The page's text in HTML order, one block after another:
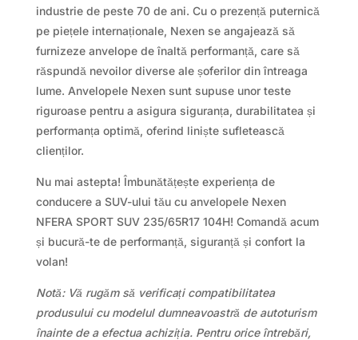
industrie de peste 70 de ani. Cu o prezență puternică
pe piețele internaționale, Nexen se angajează să
furnizeze anvelope de înaltă performanță, care să
răspundă nevoilor diverse ale șoferilor din întreaga
lume. Anvelopele Nexen sunt supuse unor teste
riguroase pentru a asigura siguranța, durabilitatea și
performanța optimă, oferind liniște sufletească
clienților.
Nu mai astepta! Îmbunătățește experiența de
conducere a SUV-ului tău cu anvelopele Nexen
NFERA SPORT SUV 235/65R17 104H! Comandă acum
și bucură-te de performanță, siguranță și confort la
volan!
Notă: Vă rugăm să verificați compatibilitatea
produsului cu modelul dumneavoastră de autoturism
înainte de a efectua achiziția. Pentru orice întrebări,